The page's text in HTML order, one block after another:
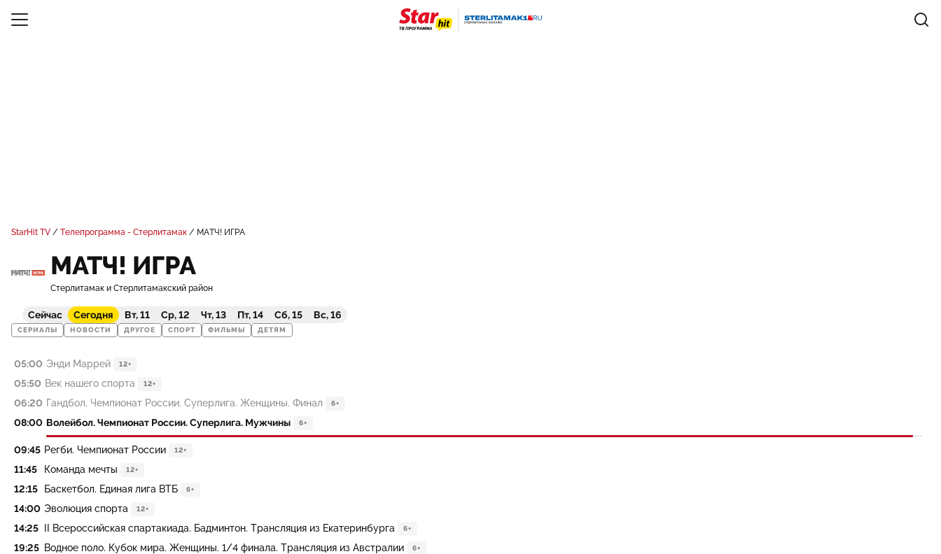
StarHit TV Телепрограмма - Стерлитамак МАТЧ! ИГРА
МАТЧ! ИГРА
Стерлитамак и Стерлитамакский район
Сейчас Сегодня Вт, 11 Ср, 12 Чт, 13 Пт, 14 Сб, 15 Вс, 16
СЕРИАЛЫ НОВОСТИ ДРУГОЕ СПОРТ ФИЛЬМЫ ДЕТЯМ
05:00 Энди Маррей 12+
05:50 Век нашего спорта 12+
06:20 Гандбол. Чемпионат России. Суперлига. Женщины. Финал 6+
08:00 Волейбол. Чемпионат России. Суперлига. Мужчины 6+
09:45 Регби. Чемпионат России 12+
11:45 Команда мечты 12+
12:15 Баскетбол. Единая лига ВТБ 6+
14:00 Эволюция спорта 12+
14:25 II Всероссийская спартакиада. Бадминтон. Трансляция из Екатеринбурга 6+
19:25 Водное поло. Кубок мира. Женщины. 1/4 финала. Трансляция из Австралии 6+